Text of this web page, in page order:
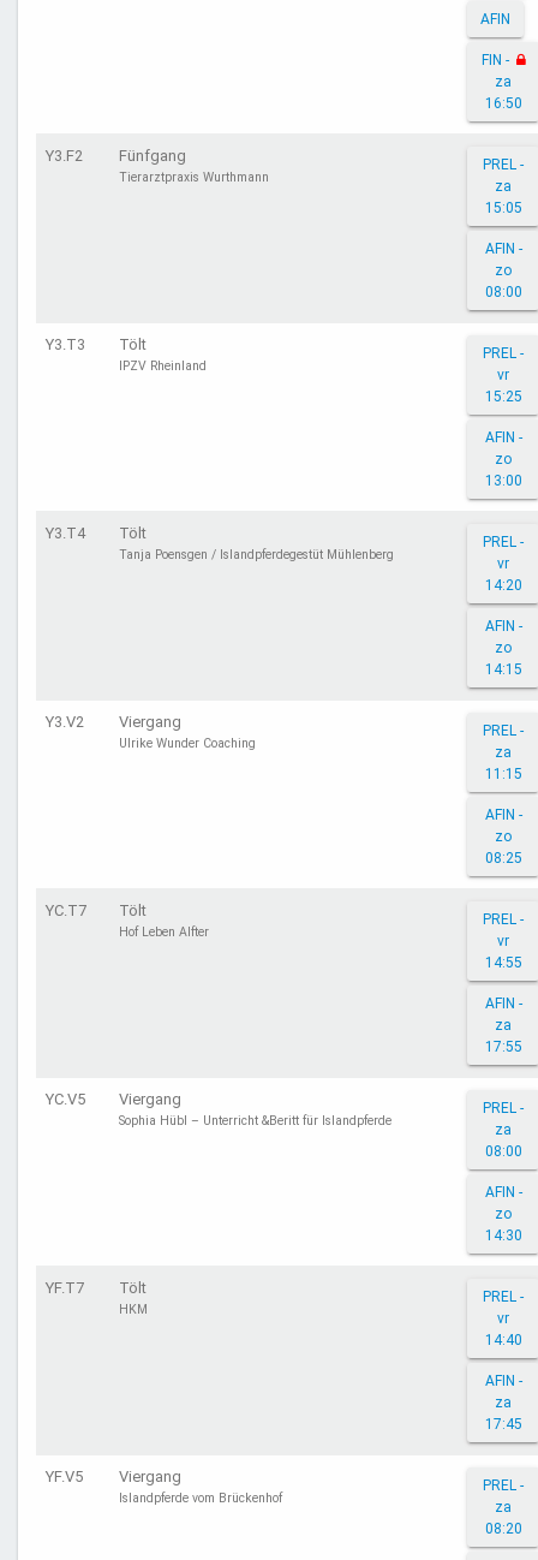
AFIN
FIN -
za
16:50
Y3.F2 Fünfgang
Tierarztpraxis Wurthmann
PREL -
za
15:05
AFIN -
zo
08:00
Y3.T3 Tölt
IPZV Rheinland
PREL -
vr
15:25
AFIN -
zo
13:00
Y3.T4 Tölt
Tanja Poensgen / Islandpferdegestüt Mühlenberg
PREL -
vr
14:20
AFIN -
zo
14:15
Y3.V2 Viergang
Ulrike Wunder Coaching
PREL -
za
11:15
AFIN -
zo
08:25
YC.T7 Tölt
Hof Leben Alfter
PREL -
vr
14:55
AFIN -
za
17:55
YC.V5 Viergang
Sophia Hübl – Unterricht &Beritt für Islandpferde
PREL -
za
08:00
AFIN -
zo
14:30
YF.T7 Tölt
HKM
PREL -
vr
14:40
AFIN -
za
17:45
YF.V5 Viergang
Islandpferde vom Brückenhof
PREL -
za
08:20